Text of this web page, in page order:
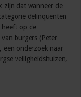
zijn dat wanneer de
delinquenten
heeft op de
van burgers (Peter
een onderzoek naar
veiligheidshuizen,